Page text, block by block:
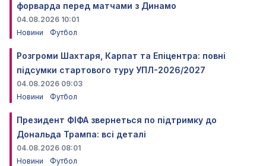
форварда перед матчами з Динамо
04.08.2026 10:01
Новини
Футбол
Розгроми Шахтаря, Карпат та Епіцентра: повні
підсумки стартового туру УПЛ-2026/2027
04.08.2026 09:03
Новини
Футбол
Президент ФІФА звернеться по підтримку до
Дональда Трампа: всі деталі
04.08.2026 08:01
Новини
Футбол